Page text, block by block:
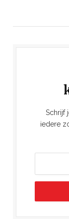
Schrijf
iedere